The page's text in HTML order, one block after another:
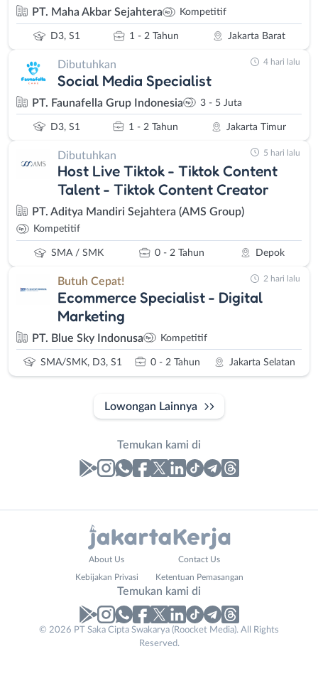
PT. Maha Akbar Sejahtera Kompetitif
D3, S1 1 - 2 Tahun Jakarta Barat
Dibutuhkan
Social Media Specialist
PT. Faunafella Grup Indonesia 3 - 5 Juta
D3, S1 1 - 2 Tahun Jakarta Timur
4 hari lalu
Dibutuhkan
Host Live Tiktok - Tiktok Content
Talent - Tiktok Content Creator
PT. Aditya Mandiri Sejahtera (AMS Group)
Kompetitif
SMA / SMK 0 - 2 Tahun Depok
5 hari lalu
Butuh Cepat!
Ecommerce Specialist - Digital
Marketing
PT. Blue Sky Indonusa Kompetitif
SMA/SMK, D3, S1 0 - 2 Tahun Jakarta Selatan
2 hari lalu
Lowongan Lainnya
Temukan kami di
No. Telp /
About Us Contact Us
Kebijakan Privasi Ketentuan Pemasangan
Temukan kami di
© 2026 PT Saka Cipta Swakarya (Roocket Media). All Rights
Reserved.